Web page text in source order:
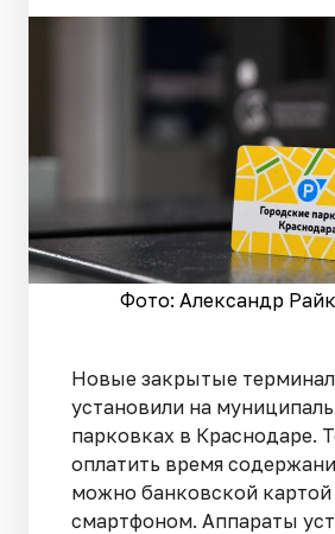
Фото: Александр
Новые закрытые
установили на
парковках в Краснодаре.
оплатить время
можно банковской картой
смартфоном. Аппараты